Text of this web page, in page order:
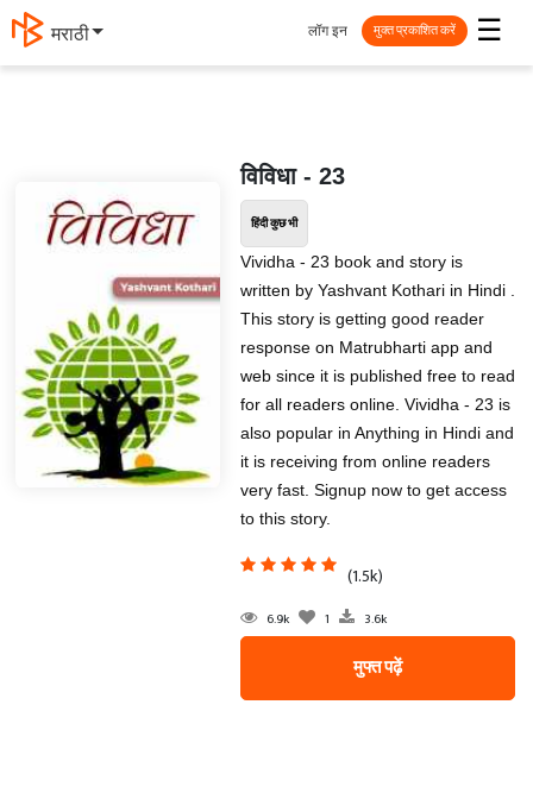
मराठी ☰
लॉग इन मुक्त प्रकाशित करें
विविधा - 23
हिंदी कुछ भी
Vividha - 23 book and story is
written by Yashvant Kothari in Hindi .
This story is getting good reader
response on Matrubharti app and
web since it is published free to read
for all readers online. Vividha - 23 is
also popular in Anything in Hindi and
it is receiving from online readers
very fast. Signup now to get access
to this story.
(1.5k)
6.9k 1 3.6k
मुफ्त पढ़ें